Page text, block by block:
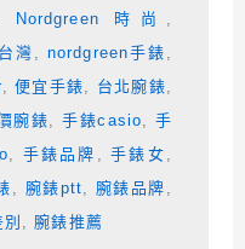
Nordgreen 時尚 ,
灣 ,nordgreen手錶 ,
,便宜手錶, 台北腕錶,
腕錶,手錶casio, 手
, 手錶品牌 ,手錶女 ,
, 腕錶ptt, 腕錶品牌 ,
,腕錶推薦